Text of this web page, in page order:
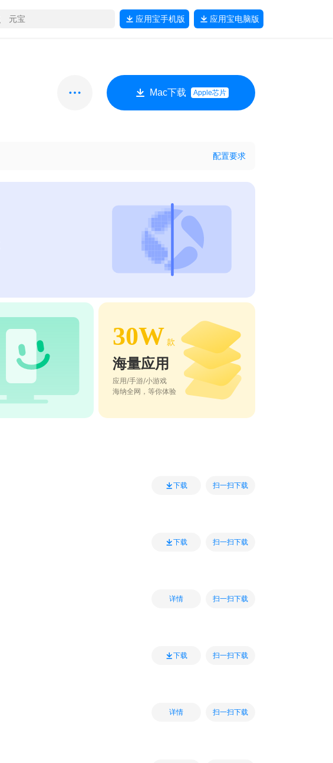
应用宝手机版 应用宝电脑版
Mac下载 Apple芯片
配置要求
30W 款
海量应用
应用/手游/小游戏
海纳全网，等你体验
下载 扫一扫下载
下载 扫一扫下载
详情 扫一扫下载
下载 扫一扫下载
详情 扫一扫下载